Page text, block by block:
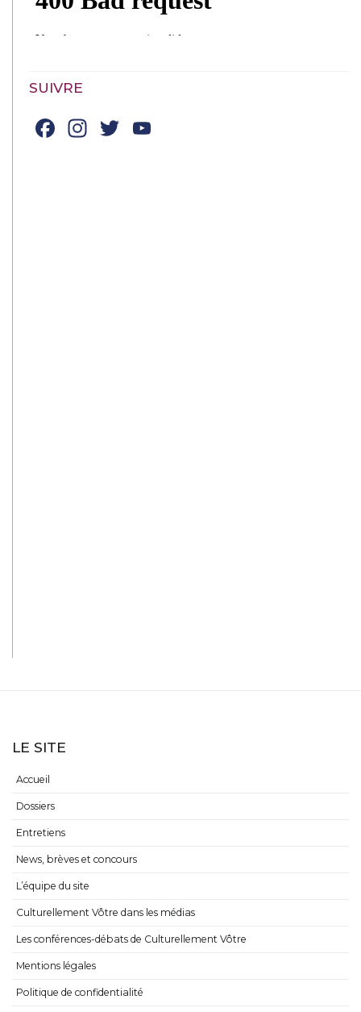
SUIVRE
Facebook
Instagram
Twitter
LE SITE
Accueil
Dossiers
Entretiens
News, brèves et concours
L’équipe du site
Culturellement Vôtre dans les médias
Les conférences-débats de Culturellement Vôtre
Mentions légales
Politique de confidentialité